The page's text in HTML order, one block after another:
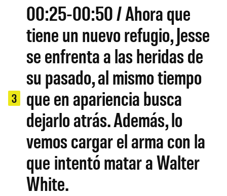
3
00:25-00:50 / Ahora que
tiene un nuevo refugio, Jesse
se enfrenta a las heridas de
su pasado, al mismo tiempo
que en apariencia busca
dejarlo atrás. Además, lo
vemos cargar el arma con la
que intentó matar a Walter
White.